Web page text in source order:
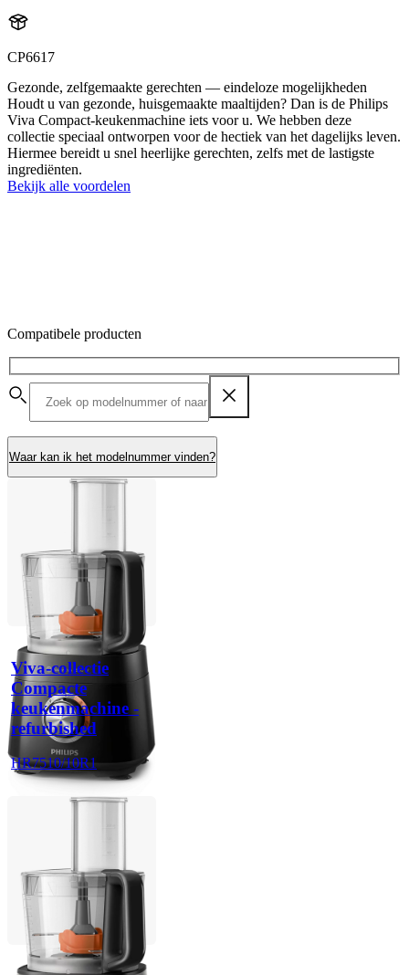
CP6617
Gezonde, zelfgemaakte gerechten — eindeloze mogelijkheden
Houdt u van gezonde, huisgemaakte maaltijden? Dan is de Philips
Viva Compact-keukenmachine iets voor u. We hebben deze
collectie speciaal ontworpen voor de hectiek van het dagelijks leven.
Hiermee bereidt u snel heerlijke gerechten, zelfs met de lastigste
ingrediënten.
Bekijk alle voordelen
Compatibele producten
Waar kan ik het modelnummer vinden?
Viva-collectie
Compacte
keukenmachine -
refurbished
HR7510/10R1